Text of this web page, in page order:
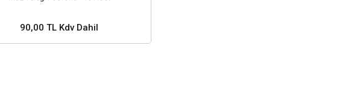
90,00 TL Kdv Dahil